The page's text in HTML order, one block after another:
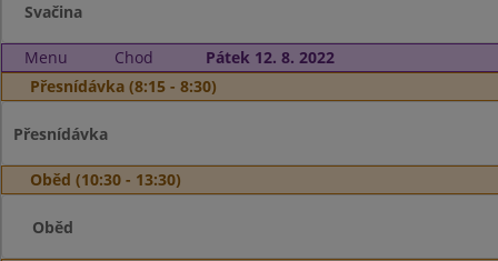
Svačina
Menu Chod
Pátek 12. 8. 2022
Přesnídávka (8:15 - 8:30)
Přesnídávka
Oběd (10:30 - 13:30)
Oběd